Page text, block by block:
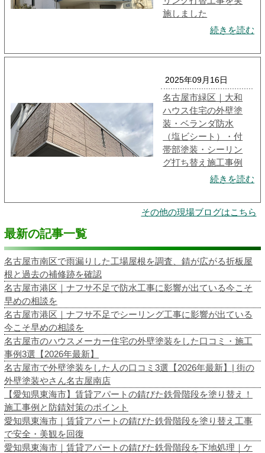
施しました
続きを読む
2025年09月16日
名古屋市緑区｜大和
ハウス住宅の外壁塗
装・ベランダ防水
（塩ビシート）・付
帯部塗装・シーリン
グ打ち替え施工事例
続きを読む
その他の現場ブログはこちら
最新の記事一覧
名古屋市南区で雨漏りした工場屋根を調査、錆が広がる折板屋
根と過去の補修跡を確認
名古屋市港区｜ナフサ不足で防水工事に影響が出ている今こそ
早めの相談を
名古屋市港区｜ナフサ不足でシーリング工事に影響が出ている
今こそ早めの相談を
名古屋市のハウスメーカー住宅の外壁塗装をした口コミ・施工
事例3選【2026年最新】
名古屋市で外壁塗装をした人の口コミ3選【2026年最新】| 街の
外壁塗装やさん名古屋南店
【愛知県東海市】賃貸アパートの錆びた鉄骨階段を塗り替え！
施工事例と防錆対策のポイント
愛知県東海市｜賃貸アパートの錆びた鉄骨階段を塗り替え工事
で安全・美観を回復
愛知県東海市｜賃貸アパートの錆びた鉄骨階段を下地処理｜ケ